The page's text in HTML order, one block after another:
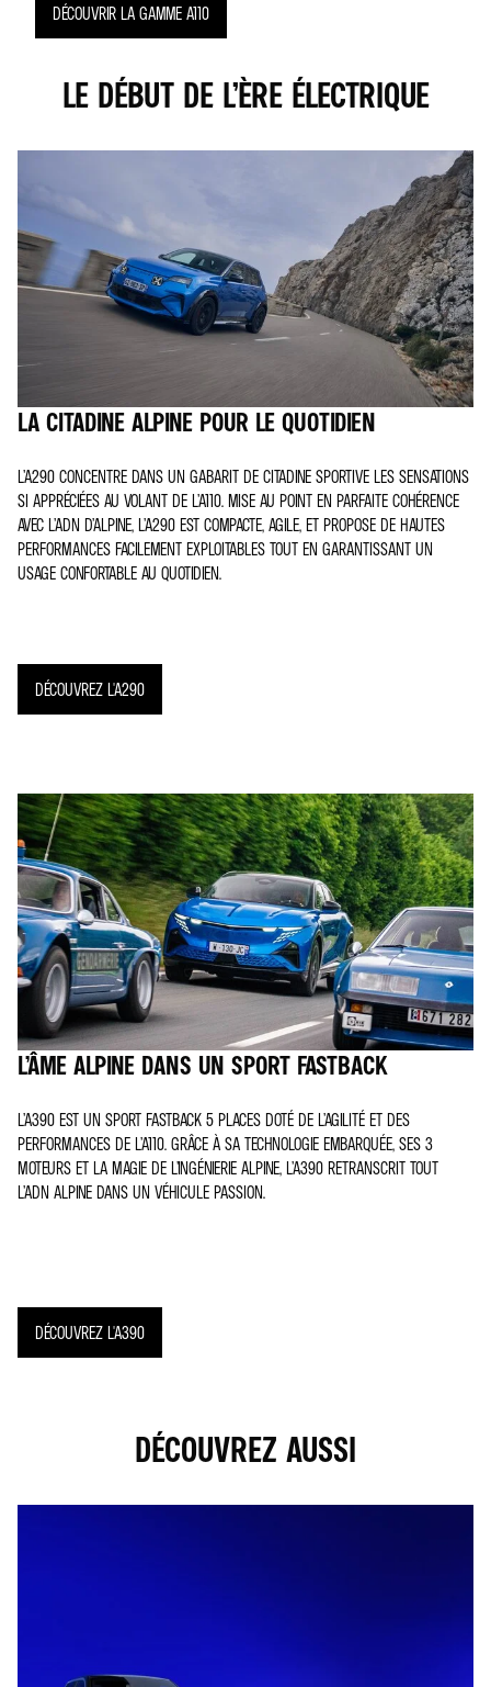
DÉCOUVRIR LA GAMME A110
LE DÉBUT DE L’ÈRE ÉLECTRIQUE
LA CITADINE ALPINE POUR LE QUOTIDIEN
L’A290 CONCENTRE DANS UN GABARIT DE CITADINE SPORTIVE LES SENSATIONS
SI APPRÉCIÉES AU VOLANT DE L’A110. MISE AU POINT EN PARFAITE COHÉRENCE
AVEC L’ADN D’ALPINE, L’A290 EST COMPACTE, AGILE, ET PROPOSE DE HAUTES
PERFORMANCES FACILEMENT EXPLOITABLES TOUT EN GARANTISSANT UN
USAGE CONFORTABLE AU QUOTIDIEN.
DÉCOUVREZ L'A290
L’ÂME ALPINE DANS UN SPORT FASTBACK
L’A390 EST UN SPORT FASTBACK 5 PLACES DOTÉ DE L’AGILITÉ ET DES
PERFORMANCES DE L’A110. GRÂCE À SA TECHNOLOGIE EMBARQUÉE, SES 3
MOTEURS ET LA MAGIE DE L’INGÉNIERIE ALPINE, L’A390 RETRANSCRIT TOUT
L’ADN ALPINE DANS UN VÉHICULE PASSION.
DÉCOUVREZ L'A390
DÉCOUVREZ AUSSI